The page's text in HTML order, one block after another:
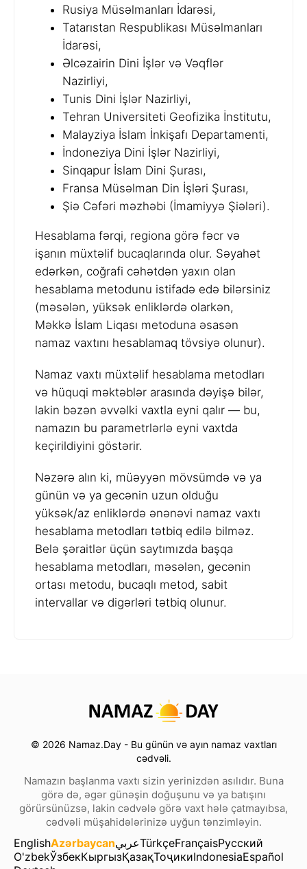
Rusiya Müsəlmanları İdarəsi,
Tatarıstan Respublikası Müsəlmanları
İdarəsi,
Əlcəzairin Dini İşlər və Vəqflər
Nazirliyi,
Tunis Dini İşlər Nazirliyi,
Tehran Universiteti Geofizika İnstitutu,
Malayziya İslam İnkişafı Departamenti,
İndoneziya Dini İşlər Nazirliyi,
Sinqapur İslam Dini Şurası,
Fransa Müsəlman Din İşləri Şurası,
Şiə Cəfəri məzhəbi (İmamiyyə Şiələri).
Hesablama fərqi, regiona görə fəcr və
işanın müxtəlif bucaqlarında olur. Səyahət
edərkən, coğrafi cəhətdən yaxın olan
hesablama metodunu istifadə edə bilərsiniz
(məsələn, yüksək enliklərdə olarkən,
Məkkə İslam Liqası metoduna əsasən
namaz vaxtını hesablamaq tövsiyə olunur).
Namaz vaxtı müxtəlif hesablama metodları
və hüquqi məktəblər arasında dəyişə bilər,
lakin bəzən əvvəlki vaxtla eyni qalır — bu,
namazın bu parametrlərlə eyni vaxtda
keçirildiyini göstərir.
Nəzərə alın ki, müəyyən mövsümdə və ya
günün və ya gecənin uzun olduğu
yüksək/az enliklərdə ənənəvi namaz vaxtı
hesablama metodları tətbiq edilə bilməz.
Belə şəraitlər üçün saytımızda başqa
hesablama metodları, məsələn, gecənin
ortası metodu, bucaqlı metod, sabit
intervallar və digərləri tətbiq olunur.
© 2026 Namaz.Day - Bu günün və ayın namaz vaxtları
cədvəli.
Namazın başlanma vaxtı sizin yerinizdən asılıdır. Buna
görə də, əgər günəşin doğuşunu və ya batışını
görürsünüzsə, lakin cədvələ görə vaxt hələ çatmayıbsa,
cədvəli müşahidələrinizə uyğun tənzimləyin.
EnglishAzərbaycanعربيTürkçeFrançaisРусский
O'zbekЎзбекКыргызҚазақТоҷикиIndonesiaEspañol